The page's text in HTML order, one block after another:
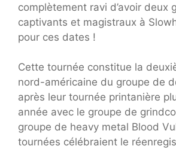
complètement ravi d’avoir deux
captivants et magistraux à
pour ces dates !
Cette tournée constitue la
nord-américaine du groupe de
après leur tournée printanière
année avec le groupe de
groupe de heavy metal Blood
tournées célébraient le